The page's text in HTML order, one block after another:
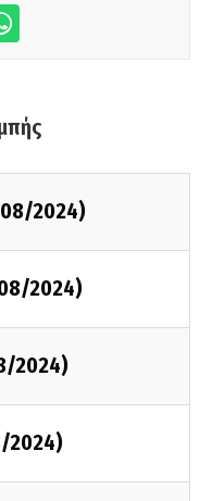
2024)
2024)
2024)
2024)